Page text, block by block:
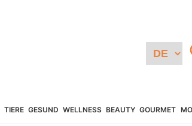
TIERE GESUND WELLNESS BEAUTY GOURMET